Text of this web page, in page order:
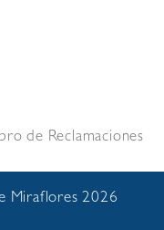
de Reclamaciones
Miraflores 2026